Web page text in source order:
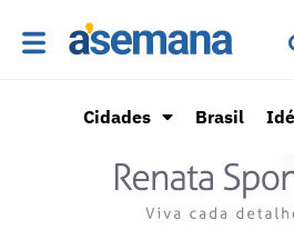
Cidades Brasil